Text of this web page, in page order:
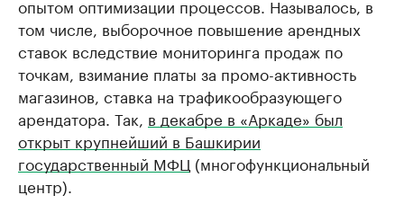
опытом оптимизации процессов. Называлось, в
том числе, выборочное повышение арендных
ставок вследствие мониторинга продаж по
точкам, взимание платы за промо-активность
магазинов, ставка на трафикообразующего
арендатора. Так, в декабре в «Аркаде» был
открыт крупнейший в Башкирии
государственный МФЦ (многофункциональный
центр).